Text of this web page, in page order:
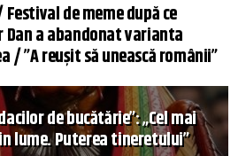
Festival de meme după ce
Dan a abandonat varianta
/ ”A reușit să unească românii”
de bucătărie”: „Cel mai
lume. Puterea tineretului”